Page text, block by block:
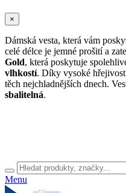
×
Dámská vesta, která vám
celé délce je jemné prošití a
Gold, která poskytuje
vlhkostí. Díky vysoké
těch nejchladnějších dnech.
sbalitelná.
Menu